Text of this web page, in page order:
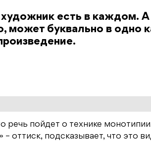
есть в каждом.
может буквально в одно
речь пойдет о технике
– оттиск, подсказывает, что это